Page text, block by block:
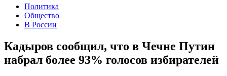
Политика
Общество
В России
Кадыров сообщил, что в Чечне Путин
набрал более 93% голосов избирателей